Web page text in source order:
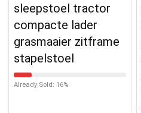
sleepstoel tractor
compacte lader
grasmaaier zitframe
stapelstoel
Already Sold: 16%